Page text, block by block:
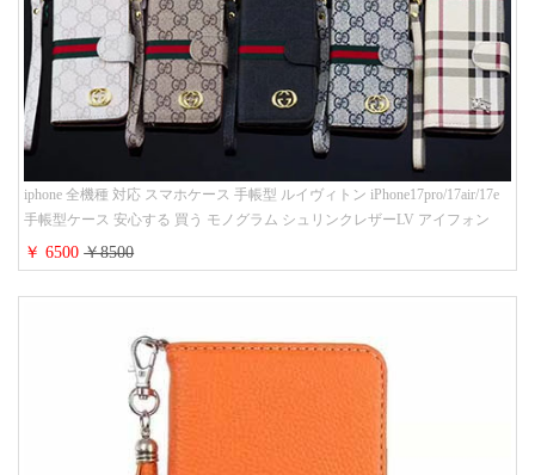
iphone 全機種 対応 スマホケース 手帳型 ルイヴィトン iPhone17pro/17air/17e
手帳型ケース 安心する 買う モノグラム シュリンクレザーLV アイフォン
16/16promaxスマホケース 手帳 多機能 グッチiphone15pro/14/13携帯ケース 大
人 レディース メンズ ストラップ付き
￥ 6500￥8500